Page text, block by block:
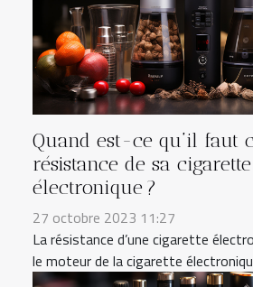
Quand est-ce qu’il faut
résistance de sa cigarette
électronique ?
27 octobre 2023 11:27
La résistance d’une cigarette
le moteur de la cigarette